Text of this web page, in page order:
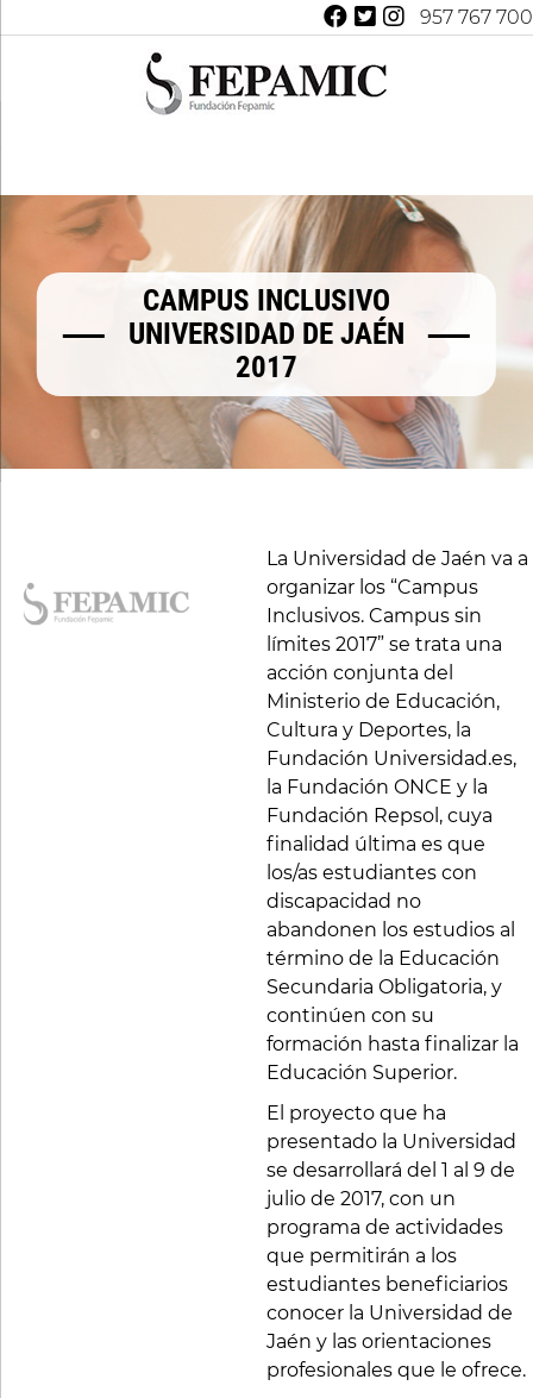
957 767 700
CAMPUS INCLUSIVO
UNIVERSIDAD DE JAÉN
2017
La Universidad de Jaén va a
organizar los “Campus
Inclusivos. Campus sin
límites 2017” se trata una
acción conjunta del
Ministerio de Educación,
Cultura y Deportes, la
Fundación Universidad.es,
la Fundación ONCE y la
Fundación Repsol, cuya
finalidad última es que
los/as estudiantes con
discapacidad no
abandonen los estudios al
término de la Educación
Secundaria Obligatoria, y
continúen con su
formación hasta finalizar la
Educación Superior.
El proyecto que ha
presentado la Universidad
se desarrollará del 1 al 9 de
julio de 2017, con un
programa de actividades
que permitirán a los
estudiantes beneficiarios
conocer la Universidad de
Jaén y las orientaciones
profesionales que le ofrece.